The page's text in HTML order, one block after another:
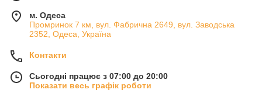
м. Одеса
Промринок 7 км, вул. Фабрична 2649, вул. Заводська
2352, Одеса, Україна
Контакти
Сьогодні працює з 07:00 до 20:00
Показати весь графік роботи